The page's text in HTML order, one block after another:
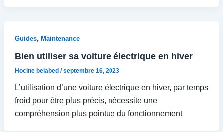
Guides, Maintenance
Bien utiliser sa voiture électrique en hiver
Hocine belabed /septembre 16, 2023
L’utilisation d’une voiture électrique en hiver, par temps
froid pour être plus précis, nécessite une
compréhension plus pointue du fonctionnement